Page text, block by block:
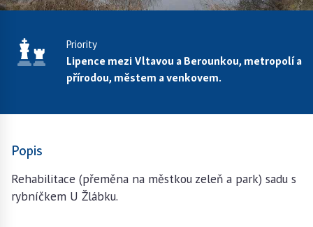
Priority
Lipence mezi Vltavou a Berounkou, metropolí a
přírodou, městem a venkovem.
Popis
Rehabilitace (přeměna na městkou zeleň a park) sadu s
rybníčkem U Žlábku.